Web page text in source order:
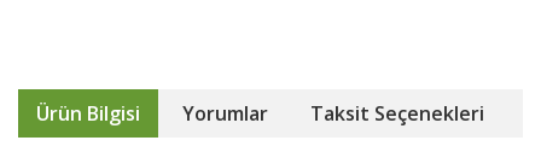
Ürün Bilgisi Yorumlar Taksit Seçenekleri